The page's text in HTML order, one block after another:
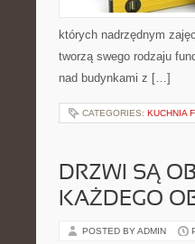
których nadrzędnym
tworzą swego rodzaju
nad budynkami z […]
CATEGORIES: KUCHNIA
DRZWI SĄ
KAŻDEGO
POSTED BY ADMIN